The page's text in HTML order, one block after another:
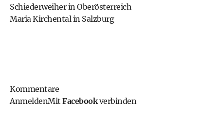
Schiederweiher in Oberösterreich
Maria Kirchental in Salzburg
Kommentare
AnmeldenMit Facebookverbinden